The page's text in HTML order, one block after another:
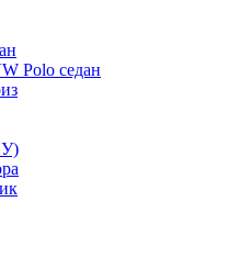
Polo седан